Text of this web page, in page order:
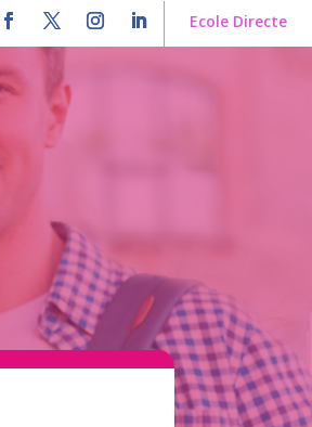
Ecole Directe